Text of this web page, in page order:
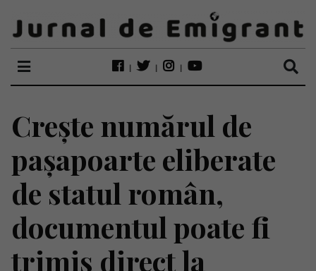
Crește numărul de
pașapoarte eliberate
de statul român,
documentul poate fi
trimis direct la